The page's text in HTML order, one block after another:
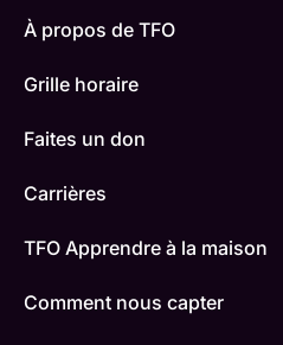
À propos de TFO
Grille horaire
Faites un don
Carrières
TFO Apprendre à la maison
Comment nous capter